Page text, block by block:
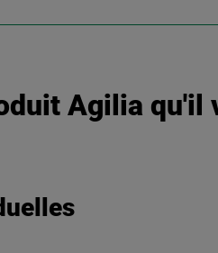
Agilia qu'il